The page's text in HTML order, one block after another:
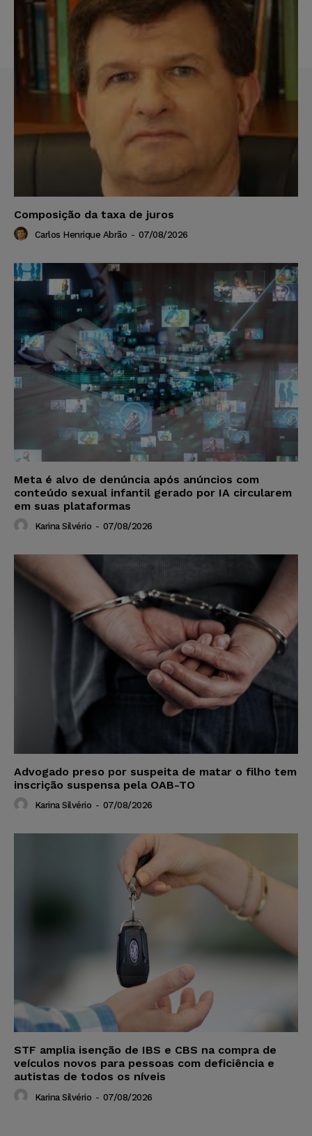
Composição da taxa de juros
Carlos Henrique Abrão - 07/08/2026
Meta é alvo de denúncia após anúncios com
conteúdo sexual infantil gerado por IA circularem
em suas plataformas
Karina Silvério - 07/08/2026
Advogado preso por suspeita de matar o filho tem
inscrição suspensa pela OAB-TO
Karina Silvério - 07/08/2026
STF amplia isenção de IBS e CBS na compra de
veículos novos para pessoas com deficiência e
autistas de todos os níveis
Karina Silvério - 07/08/2026